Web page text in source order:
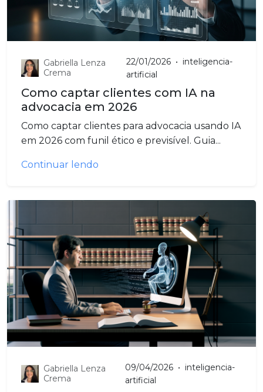
Gabriella Lenza
Crema
22/01/2026 • inteligencia-
artificial
Como captar clientes com IA na
advocacia em 2026
Como captar clientes para advocacia usando IA
em 2026 com funil ético e previsível. Guia...
Continuar lendo
Gabriella Lenza
Crema
09/04/2026 • inteligencia-
artificial